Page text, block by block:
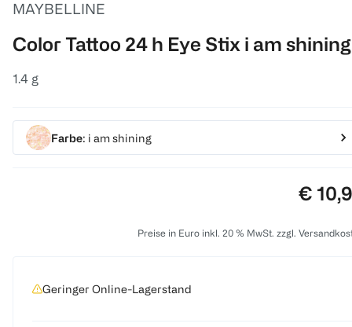
MAYBELLINE
Color Tattoo 24 h Eye Stix i am shining
1.4 g
Farbe: i am shining
Preis:
€
Preise in Euro inkl. 20 % MwSt. zzgl.
Geringer Online-Lagerstand